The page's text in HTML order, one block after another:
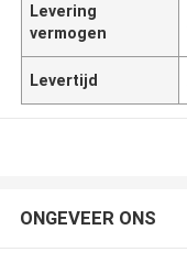
Levering
vermogen
Levertijd
ONGEVEER ONS